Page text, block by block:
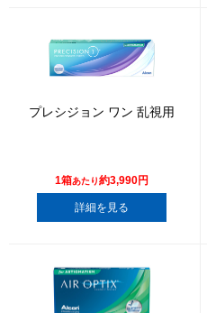
プレシジョン ワン 乱視用
1箱あたり約3,990円
詳細を見る